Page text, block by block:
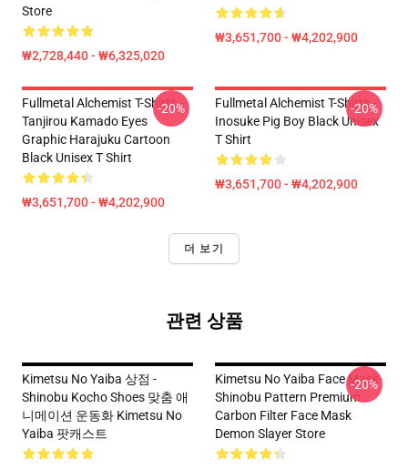
Store
₩2,728,440 - ₩6,325,020
₩3,651,700 - ₩4,202,900
Fullmetal Alchemist T-Shirts -
Tanjirou Kamado Eyes
Graphic Harajuku Cartoon
Black Unisex T Shirt
₩3,651,700 - ₩4,202,900
-20%
Fullmetal Alchemist T-Shirts -
Inosuke Pig Boy Black Unisex
T Shirt
₩3,651,700 - ₩4,202,900
-20%
더 보기
관련 상품
Kimetsu No Yaiba 상점 -
Shinobu Kocho Shoes 맞춤 애
니메이션 운동화 Kimetsu No
Yaiba 팟캐스트
Kimetsu No Yaiba Face Mask-
Shinobu Pattern Premium
Carbon Filter Face Mask
Demon Slayer Store
-20%